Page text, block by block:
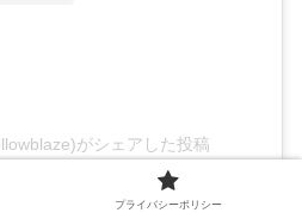
がシェアした投稿
プライバシーポリシー